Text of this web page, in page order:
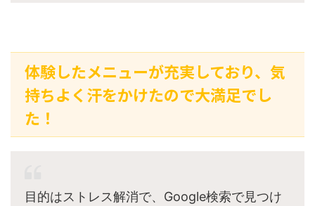
体験したメニューが充実しており、気
持ちよく汗をかけたので大満足でし
た！
目的はストレス解消で、Google検索で見つけ